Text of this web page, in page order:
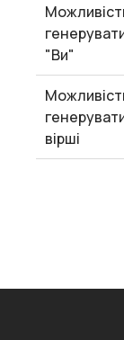
"Ви"
вірші